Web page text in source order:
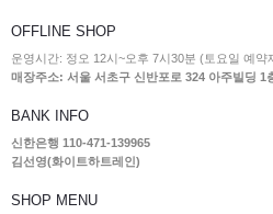
OFFLINE SHOP
운영시간: 정오 12시~오후 7시30분 (토요일 예약
매장주소: 서울 서초구 신반포로 324 아주빌딩 1
BANK INFO
신한은행 110-471-139965
김선영(화이트하트레인)
SHOP MENU